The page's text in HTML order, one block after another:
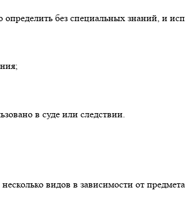
без специальных знаний, и
в суде или следствии.
видов в зависимости от